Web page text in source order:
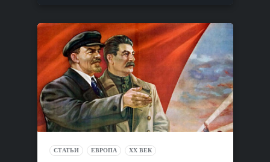
СТАТЬИ ЕВРОПА XX ВЕК